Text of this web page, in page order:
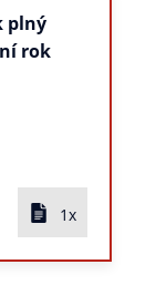
plný
rok
1x